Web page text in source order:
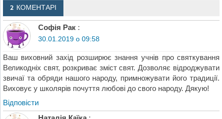
2 КОМЕНТАРІ
Софія Рак :
30.01.2019 о 09:58
Ваш виховний захід розширює знання учнів про святкування
Великодніх свят, розкриває зміст свят. Дозволяє відроджувати
звичаї та обряди нашого народу, примножувати його традиції.
Виховує у школярів почуття любові до свого народу. Дякую!
Відповіcти